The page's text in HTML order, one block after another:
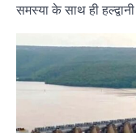
समस्या के साथ ही